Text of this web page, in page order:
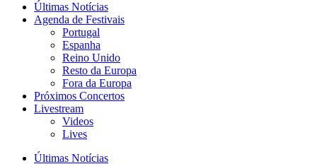
Últimas Notícias
Agenda de Festivais
Portugal
Espanha
Reino Unido
Resto da Europa
Fora da Europa
Próximos Concertos
Livestream
Videos
Lives
Últimas Notícias